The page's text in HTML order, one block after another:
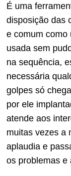
É uma
disposição das
e comum como
usada sem
na sequência,
necessária
golpes só
por ele
atende aos
muitas vezes a
aplaudia e
os problemas e